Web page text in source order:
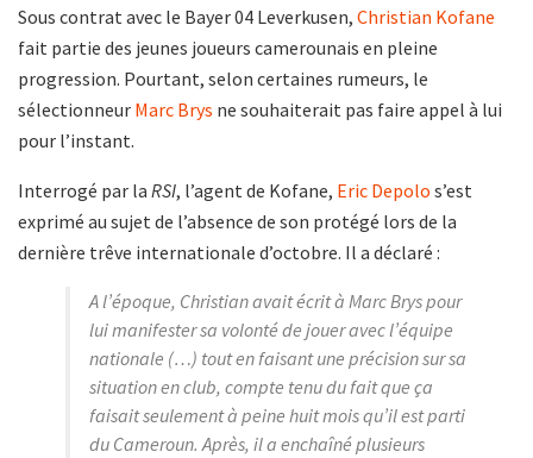
Sous contrat avec le Bayer 04 Leverkusen, Christian Kofane
fait partie des jeunes joueurs camerounais en pleine
progression. Pourtant, selon certaines rumeurs, le
sélectionneur Marc Brys ne souhaiterait pas faire appel à lui
pour l’instant.
Interrogé par la RSI, l’agent de Kofane, Eric Depolo s’est
exprimé au sujet de l’absence de son protégé lors de la
dernière trêve internationale d’octobre. Il a déclaré :
A l’époque, Christian avait écrit à Marc Brys pour
lui manifester sa volonté de jouer avec l’équipe
nationale (…) tout en faisant une précision sur sa
situation en club, compte tenu du fait que ça
faisait seulement à peine huit mois qu’il est parti
du Cameroun. Après, il a enchaîné plusieurs